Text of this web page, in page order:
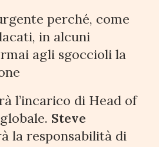
perché, come
in alcuni
agli sgoccioli la
l’incarico di Head of
Steve
la responsabilità di